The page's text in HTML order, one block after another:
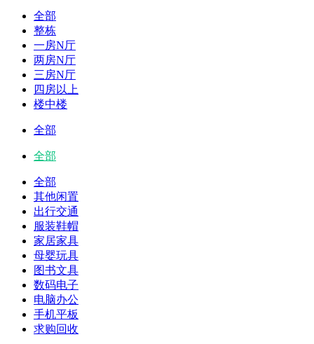
全部
整栋
一房N厅
两房N厅
三房N厅
四房以上
楼中楼
全部
全部
全部
其他闲置
出行交通
服装鞋帽
家居家具
母婴玩具
图书文具
数码电子
电脑办公
手机平板
求购回收